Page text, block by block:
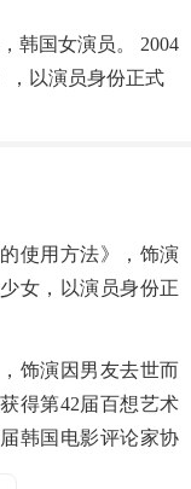
韩国女演员。 2004
，以演员身份正式
的使用方法》，饰演
女，以演员身份正
饰演因男友去世而
得第42届百想艺术
韩国电影评论家协